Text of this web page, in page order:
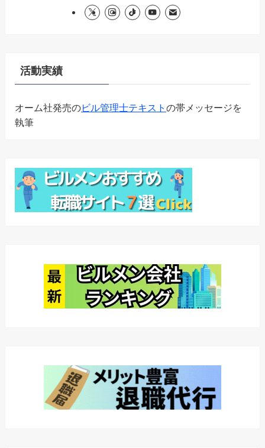
活動実績
オーム社発売のビル管理士テキスト の帯メッセージを
執筆